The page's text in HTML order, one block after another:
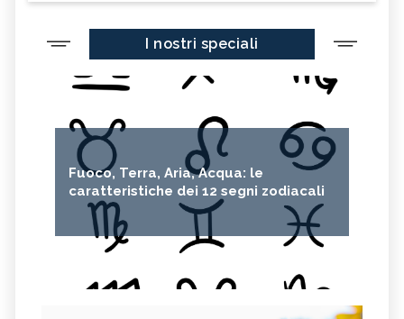
I nostri speciali
Fuoco, Terra, Aria, Acqua: le
caratteristiche dei 12 segni zodiacali